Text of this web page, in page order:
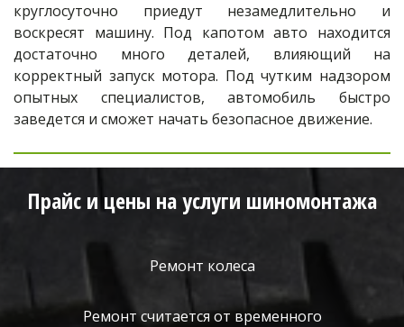
круглосуточно приедут незамедлительно и
воскресят машину. Под капотом авто находится
достаточно много деталей, влияющий на
корректный запуск мотора. Под чутким надзором
опытных специалистов, автомобиль быстро
заведется и сможет начать безопасное движение.
Прайс и цены на услуги шиномонтажа
Ремонт колеса
Ремонт считается от временного